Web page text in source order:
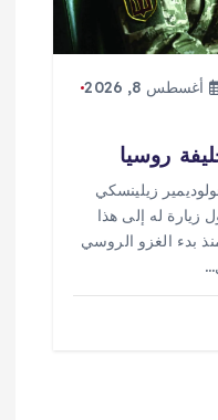
أغسطس 8, 2026
روسيا
زيلينسكي
له إلى هذا
بدء الغزو الروسي